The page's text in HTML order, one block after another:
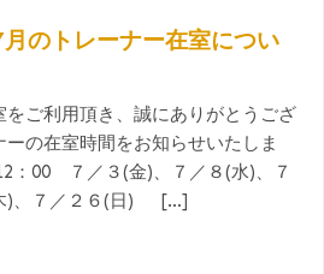
月のトレーナー在室につい
をご利用頂き、誠にありがとうござ
の在室時間をお知らせいたしま
00 ７／３(金)、７／８(水)、７
)、７／２６(日) […]